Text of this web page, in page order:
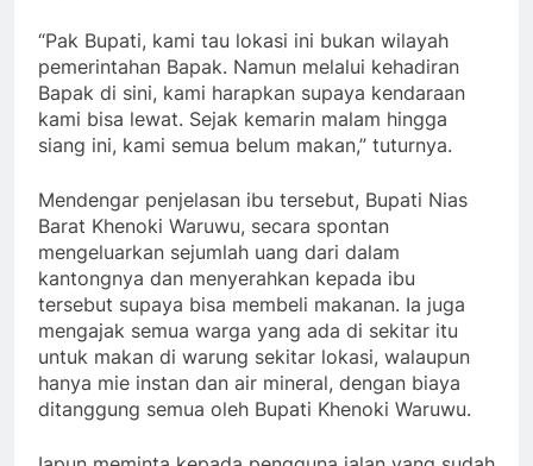
“Pak Bupati, kami tau lokasi ini bukan wilayah
pemerintahan Bapak. Namun melalui kehadiran
Bapak di sini, kami harapkan supaya kendaraan
kami bisa lewat. Sejak kemarin malam hingga
siang ini, kami semua belum makan,” tuturnya.
Mendengar penjelasan ibu tersebut, Bupati Nias
Barat Khenoki Waruwu, secara spontan
mengeluarkan sejumlah uang dari dalam
kantongnya dan menyerahkan kepada ibu
tersebut supaya bisa membeli makanan. Ia juga
mengajak semua warga yang ada di sekitar itu
untuk makan di warung sekitar lokasi, walaupun
hanya mie instan dan air mineral, dengan biaya
ditanggung semua oleh Bupati Khenoki Waruwu.